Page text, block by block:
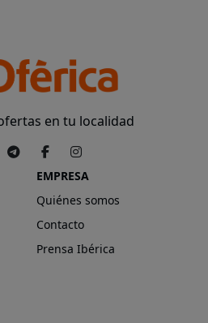
en tu localidad
EMPRESA
Quiénes somos
Contacto
Prensa Ibérica